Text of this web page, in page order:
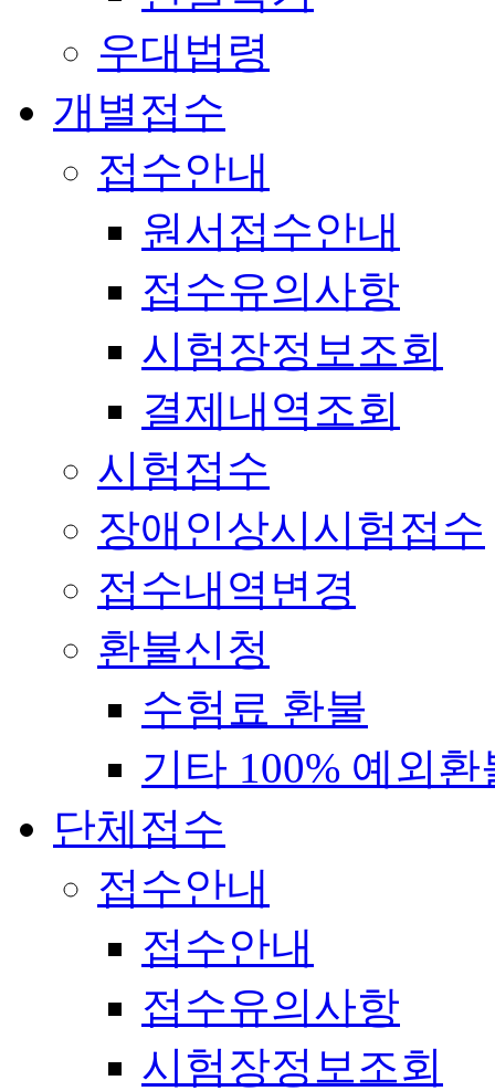
우대법령
개별접수
접수안내
원서접수안내
접수유의사항
시험장정보조회
결제내역조회
시험접수
장애인상시시험접수
접수내역변경
환불신청
수험료 환불
기타 100% 예외환
단체접수
접수안내
접수안내
접수유의사항
시험장정보조회